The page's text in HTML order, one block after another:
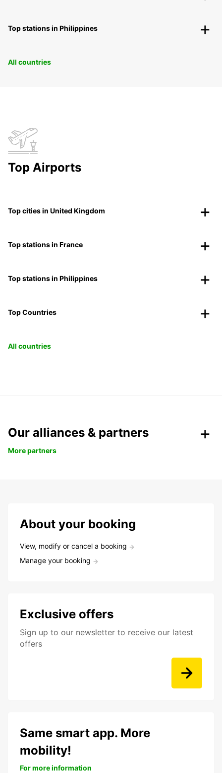
Top stations in Philippines
All countries
Top Airports
Top cities in United Kingdom
Top stations in France
Top stations in Philippines
Top Countries
All countries
Our alliances & partners
More partners
About your booking
View, modify or cancel a booking
Manage your booking
Exclusive offers
Sign up to our newsletter to receive our latest
offers
Same smart app. More
mobility!
For more information